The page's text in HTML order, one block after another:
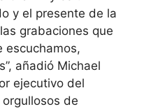
y el presente de la
grabaciones que
escuchamos,
añadió Michael
ejecutivo del
orgullosos de